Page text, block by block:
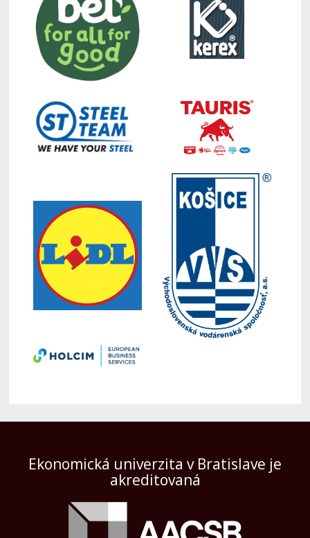
Ekonomická univerzita v Bratislave je
akreditovaná